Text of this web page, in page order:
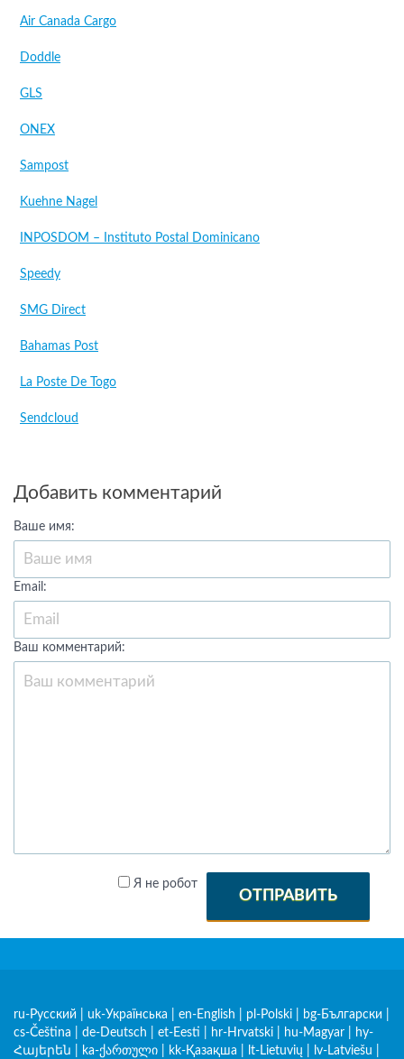
Air Canada Cargo
Doddle
GLS
ONEX
Sampost
Kuehne Nagel
INPOSDOM – Instituto Postal Dominicano
Speedy
SMG Direct
Bahamas Post
La Poste De Togo
Sendcloud
Добавить комментарий
Ваше имя:
Email:
Ваш комментарий:
Я не робот
ОТПРАВИТЬ
ru-Русский uk-Українська en-English pl-Polski bg-Български
cs-Čeština
de-Deutsch et-Eesti hr-Hrvatski hu-Magyar
hy-
Հայերեն
ka-ქართული kk-Қазақша lt-Lietuvių lv-Latviešu